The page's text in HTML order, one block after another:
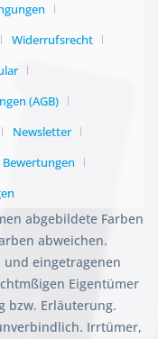
Widerrufsrecht
(AGB)
Newsletter
abgebildete Farben
abweichen.
und eingetragenen
Eigentümer
bzw. Erläuterung.
Irrtümer,